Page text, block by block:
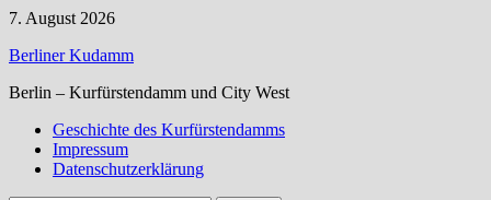
Zum
springen
7. August 2026
Berliner Kudamm
Berlin – Kurfürstendamm und City West
Geschichte des Kurfürstendamms
Impressum
Datenschutzerklärung